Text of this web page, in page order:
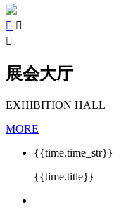
 

展会大厅
EXHIBITION HALL
MORE
{{time.time_str}}
{{time.title}}